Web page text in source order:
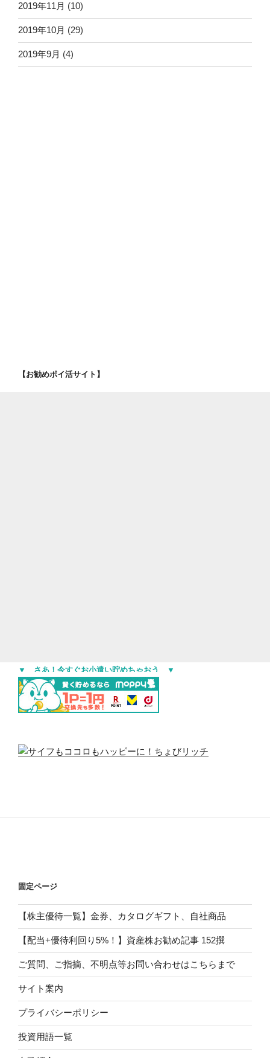
2019年11月 (10)
2019年10月 (29)
2019年9月 (4)
【お勧めポイ活サイト】
▼ さあ！今すぐお小遣い貯めちゃおう ▼
固定ページ
【株主優待一覧】金券、カタログギフト、自社商品
【配当+優待利回り5%！】資産株お勧め記事 152撰
ご質問、ご指摘、不明点等お問い合わせはこちらまで
サイト案内
プライバシーポリシー
投資用語一覧